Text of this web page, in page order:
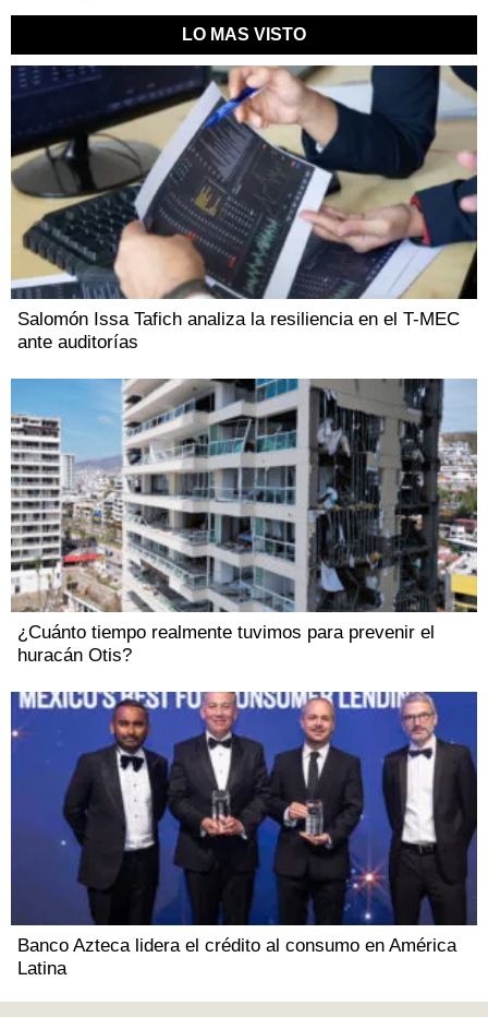
LO MAS VISTO
Salomón Issa Tafich analiza la resiliencia en el T-MEC
ante auditorías
¿Cuánto tiempo realmente tuvimos para prevenir el
huracán Otis?
Banco Azteca lidera el crédito al consumo en América
Latina